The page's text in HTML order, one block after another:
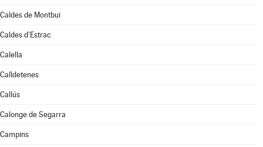
Caldes de Montbui
Caldes d'Estrac
Calella
Calldetenes
Callús
Calonge de Segarra
Campins